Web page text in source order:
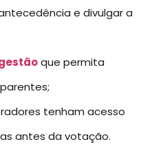
e divulgar a
que permita
tenham acesso
antes da votação.